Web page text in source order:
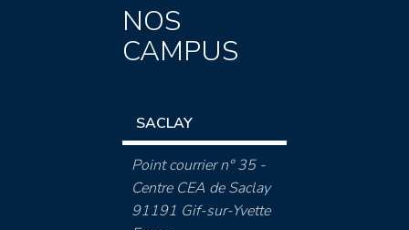
NOS
CAMPUS
SACLAY
Point courrier n° 35 -
Centre CEA de Saclay
91191 Gif-sur-Yvette